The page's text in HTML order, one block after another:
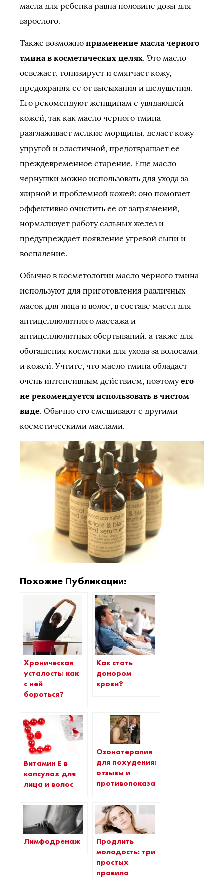
масла для ребенка равна половине дозы для
взрослого.
Также возможно применение масла черного
тмина в косметических целях. Это масло
освежает, тонизирует и смягчает кожу,
предохраняя ее от высыхания и шелушения.
Его рекомендуют женщинам с увядающей
кожей, так как масло черного тмина
разглаживает мелкие морщины, делает кожу
упругой и эластичной, предотвращает ее
преждевременное старение. Еще масло
чернушки можно использовать для ухода за
жирной и проблемной кожей: оно помогает
эффективно очистить ее от загрязнений,
нормализует работу сальных желез и
предупреждает появление угревой сыпи и
воспаление.
Обычно в косметологии масло черного тмина
используют для приготовления различных
масок для лица и волос, в составе масел для
антицеллюлитного массажа и
антицеллюлитных обертываний, а также для
обогащения косметики для ухода за волосами
и кожей. Учтите, что масло тмина обладает
очень интенсивным действием, поэтомуего
не рекомендуется использовать в чистом
виде. Обычно его смешивают с другими
косметическими маслами.
Похожие Публикации:
Хроническая
усталость: как
с ней
бороться?
Как стать
донором
крови?
Витамин Е в
капсулах для
лица и волос
Озонотерапия
для похудения:
отзывы и
противопоказания
Лимфодренаж
Продлить
молодость: три
простых
правила